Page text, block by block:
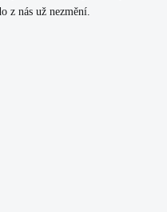
z nás už nezmění.